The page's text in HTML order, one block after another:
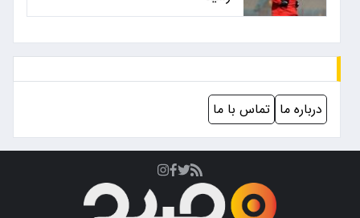
درباره ما تماس با ما